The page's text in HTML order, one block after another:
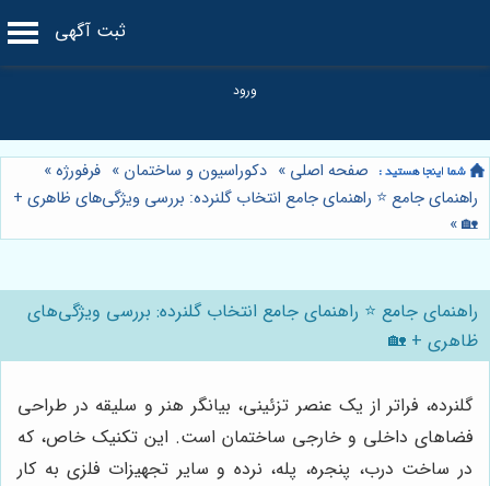
ثبت آگهی
صفحه اصلی » دکوراسیون و ساختمان » فرفورژه»
راهنمای جامع ⭐️ راهنمای جامع انتخاب گلنرده: بررسی ویژگی‌های ظاهری +
🏡
»
راهنمای جامع ⭐️ راهنمای جامع انتخاب گلنرده: بررسی ویژگی‌های
ظاهری + 🏡
گلنرده، فراتر از یک عنصر تزئینی، بیانگر هنر و سلیقه در طراحی
فضاهای داخلی و خارجی ساختمان است. این تکنیک خاص، که
در ساخت درب، پنجره، پله، نرده و سایر تجهیزات فلزی به کار